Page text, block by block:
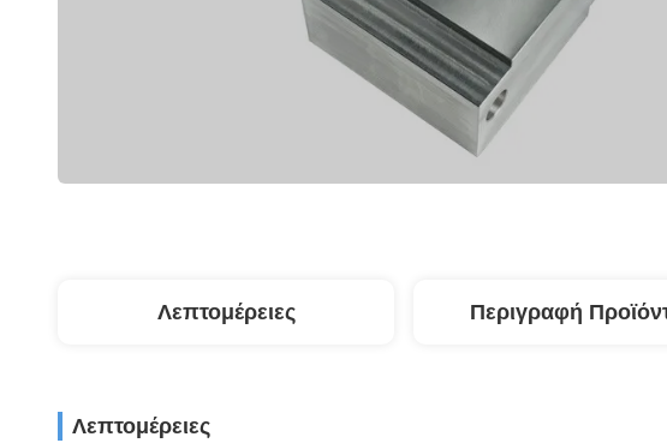
Λεπτομέρειες Περιγραφή
Λεπτομέρειες